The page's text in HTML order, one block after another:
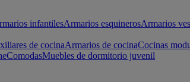
infantilesArmarios esquinerosArmarios
de cocinaArmarios de cocinaCocinas
ComodasMuebles de dormitorio juvenil